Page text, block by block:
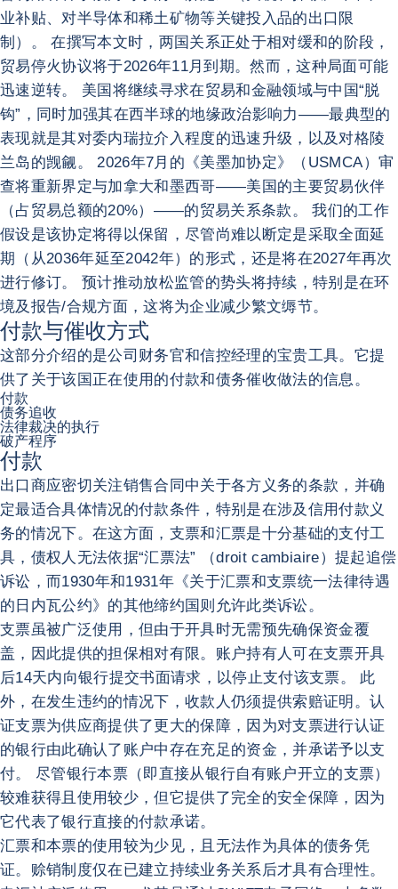
业补贴、对半导体和稀土矿物等关键投入品的出口限
制）。 在撰写本文时，两国关系正处于相对缓和的阶段，
贸易停火协议将于2026年11月到期。然而，这种局面可能
迅速逆转。 美国将继续寻求在贸易和金融领域与中国“脱
钩”，同时加强其在西半球的地缘政治影响力——最典型的
表现就是其对委内瑞拉介入程度的迅速升级，以及对格陵
兰岛的觊觎。 2026年7月的《美墨加协定》（USMCA）审
查将重新界定与加拿大和墨西哥——美国的主要贸易伙伴
（占贸易总额的20%）——的贸易关系条款。 我们的工作
假设是该协定将得以保留，尽管尚难以断定是采取全面延
期（从2036年延至2042年）的形式，还是将在2027年再次
进行修订。 预计推动放松监管的势头将持续，特别是在环
境及报告/合规方面，这将为企业减少繁文缛节。
付款与催收方式
这部分介绍的是公司财务官和信控经理的宝贵工具。它提
供了关于该国正在使用的付款和债务催收做法的信息。
付款
债务追收
法律裁决的执行
破产程序
付款
出口商应密切关注销售合同中关于各方义务的条款，并确
定最适合具体情况的付款条件，特别是在涉及信用付款义
务的情况下。在这方面，支票和汇票是十分基础的支付工
具，债权人无法依据“汇票法” （droit cambiaire）提起追偿
诉讼，而1930年和1931年《关于汇票和支票统一法律待遇
的日内瓦公约》的其他缔约国则允许此类诉讼。
支票虽被广泛使用，但由于开具时无需预先确保资金覆
盖，因此提供的担保相对有限。账户持有人可在支票开具
后14天内向银行提交书面请求，以停止支付该支票。 此
外，在发生违约的情况下，收款人仍须提供索赔证明。认
证支票为供应商提供了更大的保障，因为对支票进行认证
的银行由此确认了账户中存在充足的资金，并承诺予以支
付。 尽管银行本票（即直接从银行自有账户开立的支票）
较难获得且使用较少，但它提供了完全的安全保障，因为
它代表了银行直接的付款承诺。
汇票和本票的使用较为少见，且无法作为具体的债务凭
证。赊销制度仅在已建立持续业务关系后才具有合理性。